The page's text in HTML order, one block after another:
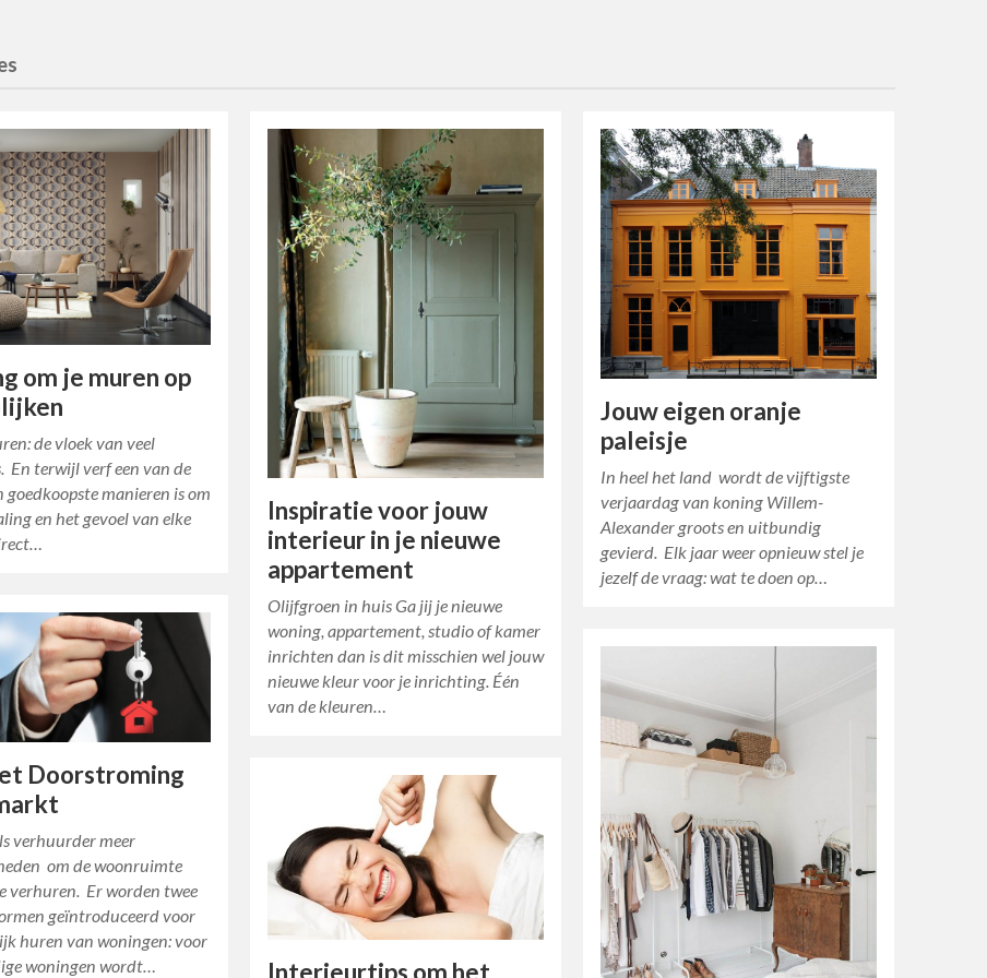
om je muren op
de vloek van veel
En terwijl verf een van de
goedkoopste manieren is om
en het gevoel van elke
Inspiratie voor jouw
interieur in je nieuwe
appartement
Olijfgroen in huis Ga jij je nieuwe
woning, appartement, studio of kamer
inrichten dan is dit misschien wel jouw
nieuwe kleur voor je inrichting. Één
van de kleuren…
Jouw eigen oranje
paleisje
In heel het land wordt de vijftigste
verjaardag van koning Willem-
Alexander groots en uitbundig
gevierd. Elk jaar weer opnieuw stel je
jezelf de vraag: wat te doen op…
Doorstroming
verhuurder meer
om de woonruimte
verhuren. Er worden twee
geïntroduceerd voor
huren van woningen: voor
woningen wordt…